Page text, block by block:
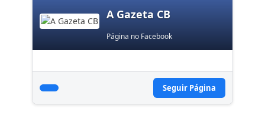
A Gazeta CB
Página no Facebook
Seguir Página